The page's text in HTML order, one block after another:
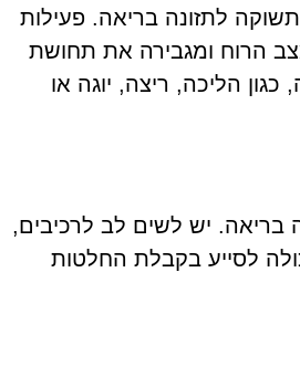
לתזונה בריאה. פעילות
הרוח ומגבירה את תחושת
הליכה, ריצה, יוגה או
בריאה. יש לשים לב לרכיבים,
לסייע בקבלת החלטות